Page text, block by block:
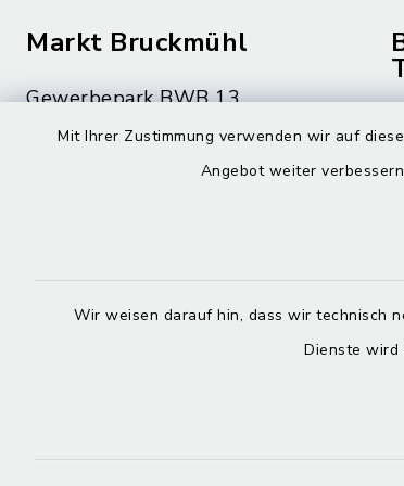
Mit Ihrer Zustimmung verwenden wir auf
Angebot weiter
Wir weisen darauf hin, dass wir technisch
Dienste wird
Markt Bruckmühl
Gewerbepark BWB 13
83052 Bruckmühl